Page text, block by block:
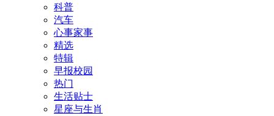
科普
汽车
心事家事
精选
特辑
早报校园
热门
生活贴士
星座与生肖